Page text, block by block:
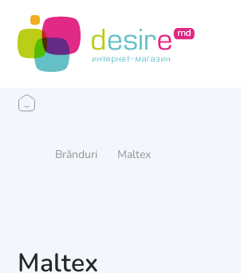
Brănduri Maltex
Maltex